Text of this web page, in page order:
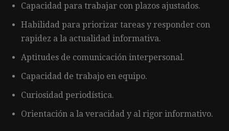
Capacidad para trabajar con plazos ajustados.
Habilidad para priorizar tareas y responder con
rapidez a la actualidad informativa.
Aptitudes de comunicación interpersonal.
Capacidad de trabajo en equipo.
Curiosidad periodística.
Orientación a la veracidad y al rigor informativo.